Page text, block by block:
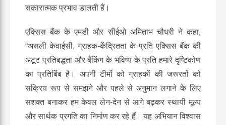
सकारात्मक प्रभाव डालती हैं।
एक्सिस बैंक के एमडी और सीईओ अमिताभ चौधरी ने कहा,
“असली केवाईसी,ग्राहक-केंद्रितता के प्रति एक्सिस बैंक की
अटूट प्रतिबद्धता और बैंकिंग के भविष्य के प्रति हमारे दृष्टिकोण
का प्रतिबिंब है। अपनी टीमों को ग्राहकों की जरूरतों को
सक्रिय रूप से समझने और पहले से अनुमान लगाने के लिए
सशक्त बनाकर हम केवल लेन-देन से आगे बढ़कर स्थायी मूल्य
और सार्थक प्रगति का निर्माण कर रहे हैं। यह अभियान विश्वास